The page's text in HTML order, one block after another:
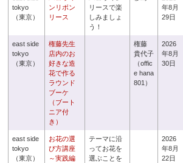
tokyo
（東京）
ンリボン
リース
リースで楽
しみましょ
う！
年8月
29日
east side
tokyo
（東京）
権藤先生
店内のお
好きな造
花で作る
ラウンド
ブーケ
（ブート
ニア付
き）
権藤
貴代子
（offic
e hana
801）
2026
年8月
30日
east side
tokyo
（東京）
お花の選
び方講座
～実践編
テーマに沿
ってお花を
選ぶことを
2026
年8月
22日